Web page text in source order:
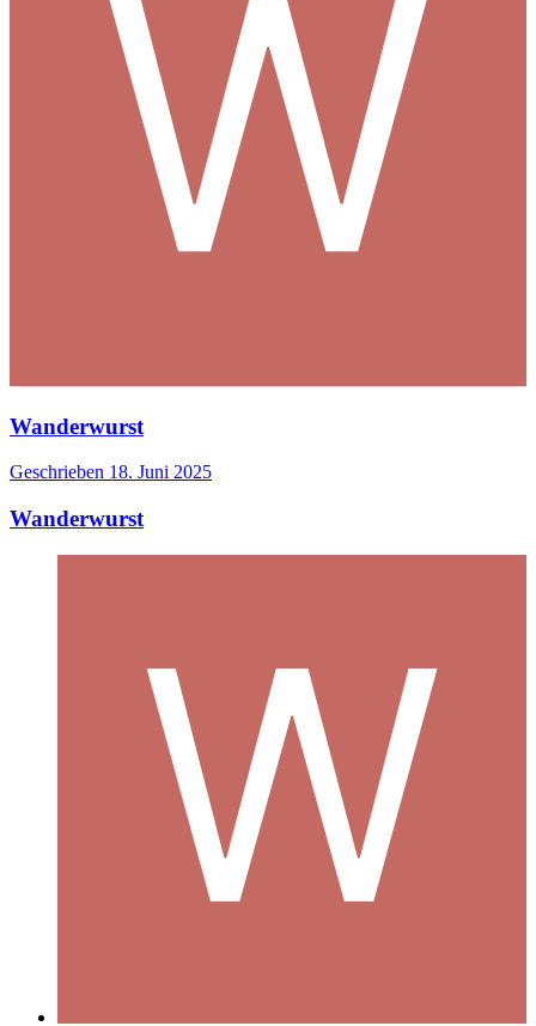
Wanderwurst
Geschrieben 18. Juni 2025
Wanderwurst